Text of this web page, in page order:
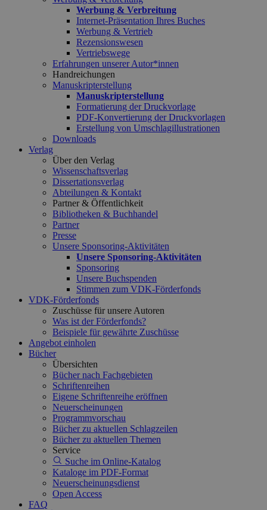
Werbung & Verbreitung
Internet-Präsentation Ihres Buches
Werbung & Vertrieb
Rezensionswesen
Vertriebswege
Erfahrungen unserer Autor*innen
Handreichungen
Manuskripterstellung
Manuskripterstellung
Formatierung der Druckvorlage
PDF-Konvertierung der Druckvorlagen
Erstellung von Umschlagillustrationen
Downloads
Verlag
Über den Verlag
Wissenschaftsverlag
Dissertationsverlag
Abteilungen & Kontakt
Partner & Öffentlichkeit
Bibliotheken & Buchhandel
Partner
Presse
Unsere Sponsoring-Aktivitäten
Unsere Sponsoring-Aktivitäten
Sponsoring
Unsere Buchspenden
Stimmen zum VDK-Förderfonds
VDK-Förderfonds
Zuschüsse für unsere Autoren
Was ist der Förderfonds?
Beispiele für gewährte Zuschüsse
Angebot einholen
Bücher
Übersichten
Bücher nach Fachgebieten
Schriftenreihen
Eigene Schriftenreihe eröffnen
Neuerscheinungen
Programmvorschau
Bücher zu aktuellen Schlagzeilen
Bücher zu aktuellen Themen
Service
Suche im Online-Katalog
Kataloge im PDF-Format
Neuerscheinungsdienst
Open Access
FAQ